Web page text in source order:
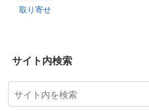
サイト内検索